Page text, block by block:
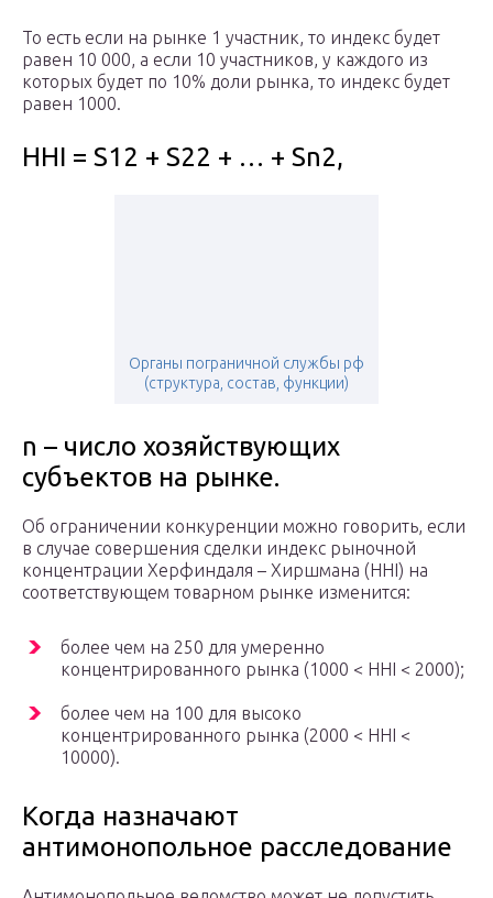
То есть если на рынке 1 участник, то индекс будет
равен 10 000, а если 10 участников, у каждого из
которых будет по 10% доли рынка, то индекс будет
равен 1000.
HHI = S1 2 + S22 + … + Sn2,
Органы пограничной службы рф
(структура, состав, функции)
n – число хозяйствующих
субъектов на рынке.
Об ограничении конкуренции можно говорить, если
в случае совершения сделки индекс рыночной
концентрации Херфиндаля – Хиршмана (ННI) на
соответствующем товарном рынке изменится:
более чем на 250 для умеренно
концентрированного рынка (1000 < ННI < 2000);
более чем на 100 для высоко
концентрированного рынка (2000 < ННI <
10000).
Когда назначают
антимонопольное расследование